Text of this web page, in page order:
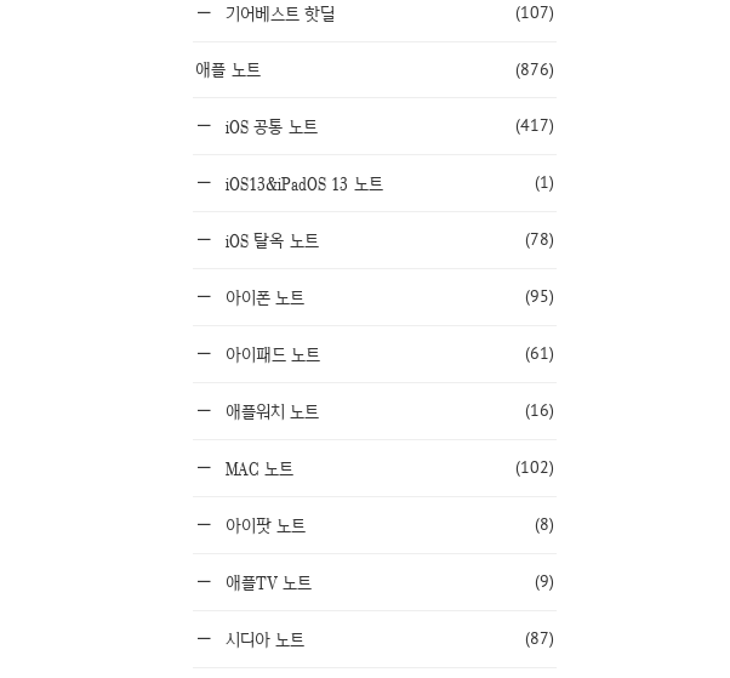
기어베스트 핫딜 (107)
애플 노트 (876)
iOS 공통 노트 (417)
iOS13&iPadOS 13 노트 (1)
iOS 탈옥 노트 (78)
아이폰 노트 (95)
아이패드 노트 (61)
애플워치 노트 (16)
MAC 노트 (102)
아이팟 노트 (8)
애플TV 노트 (9)
시디아 노트 (87)